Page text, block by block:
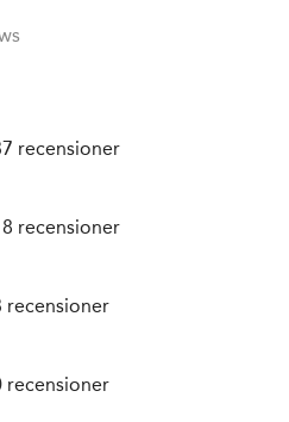
recensioner
recensioner
recensioner
recensioner